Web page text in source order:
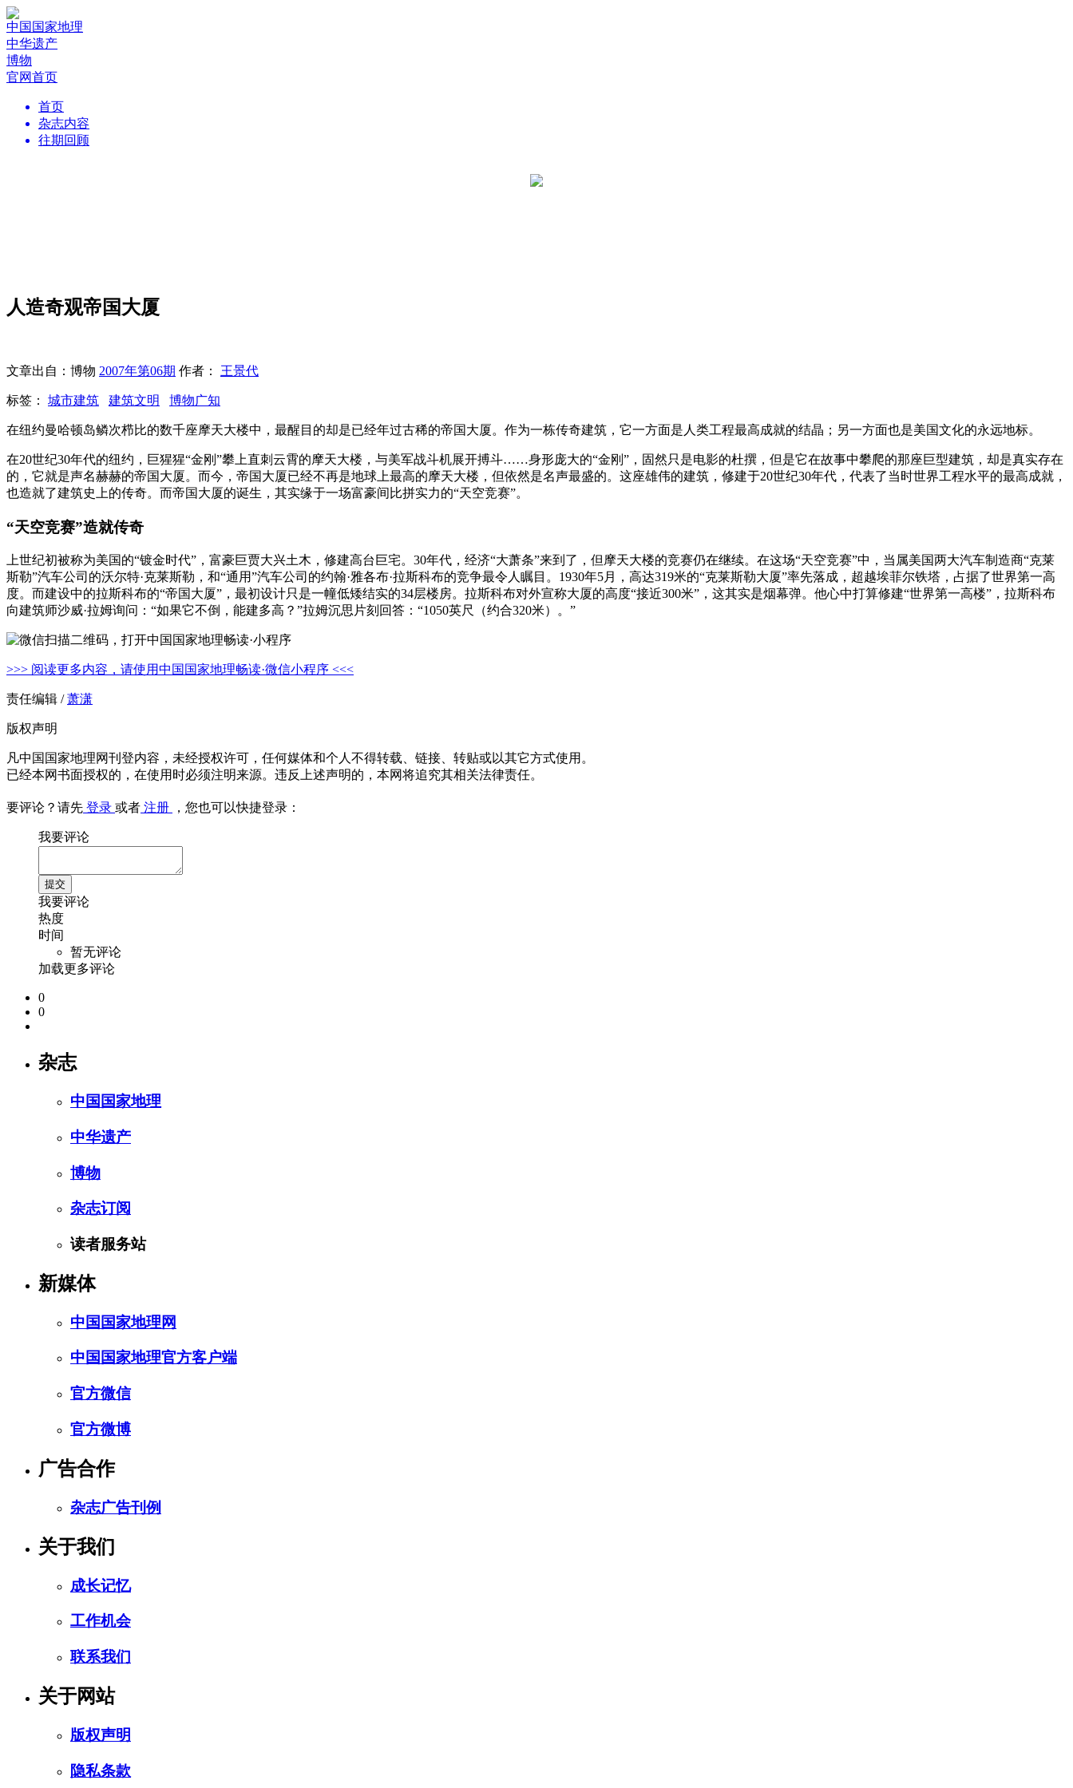
中国国家地理
中华遗产
博物
官网首页
首页
杂志内容
往期回顾
人造奇观帝国大厦
文章出自：博物 2007年第06期 作者： 王景代
标签： 城市建筑 建筑文明 博物广知
在纽约曼哈顿岛鳞次栉比的数千座摩天大楼中，最醒目的却是已经年过古稀的帝国大厦。作为一栋传奇建筑，它一方面是人类工程最高成就的结晶；另一方面也是美国文化的永远地标。
在20世纪30年代的纽约，巨猩猩“金刚”攀上直刺云霄的摩天大楼，与美军战斗机展开搏斗……身形庞大的“金刚”，固然只是电影的杜撰，但是它在故事中攀爬的那座巨型建筑，却是真实存在
的，它就是声名赫赫的帝国大厦。而今，帝国大厦已经不再是地球上最高的摩天大楼，但依然是名声最盛的。这座雄伟的建筑，修建于20世纪30年代，代表了当时世界工程水平的最高成就，
也造就了建筑史上的传奇。而帝国大厦的诞生，其实缘于一场富豪间比拼实力的“天空竞赛”。
“天空竞赛”造就传奇
上世纪初被称为美国的“镀金时代”，富豪巨贾大兴土木，修建高台巨宅。30年代，经济“大萧条”来到了，但摩天大楼的竞赛仍在继续。在这场“天空竞赛”中，当属美国两大汽车制造商“克莱
斯勒”汽车公司的沃尔特·克莱斯勒，和“通用”汽车公司的约翰·雅各布·拉斯科布的竞争最令人瞩目。1930年5月，高达319米的“克莱斯勒大厦”率先落成，超越埃菲尔铁塔，占据了世界第一高
度。而建设中的拉斯科布的“帝国大厦”，最初设计只是一幢低矮结实的34层楼房。拉斯科布对外宣称大厦的高度“接近300米”，这其实是烟幕弹。他心中打算修建“世界第一高楼”，拉斯科布
向建筑师沙威·拉姆询问：“如果它不倒，能建多高？”拉姆沉思片刻回答：“1050英尺（约合320米）。”
>>> 阅读更多内容，请使用中国国家地理畅读·微信小程序 <<<
责任编辑 /萧潇
版权声明
凡中国国家地理网刊登内容，未经授权许可，任何媒体和个人不得转载、链接、转贴或以其它方式使用。
已经本网书面授权的，在使用时必须注明来源。违反上述声明的，本网将追究其相关法律责任。
要评论？请先 登录 或者 注册 ，您也可以快捷登录：
我要评论
我要评论
热度
时间
暂无评论
加载更多评论
0
0
杂志
中国国家地理
中华遗产
博物
杂志订阅
读者服务站
新媒体
中国国家地理网
中国国家地理官方客户端
官方微信
官方微博
广告合作
杂志广告刊例
关于我们
成长记忆
工作机会
联系我们
关于网站
版权声明
隐私条款